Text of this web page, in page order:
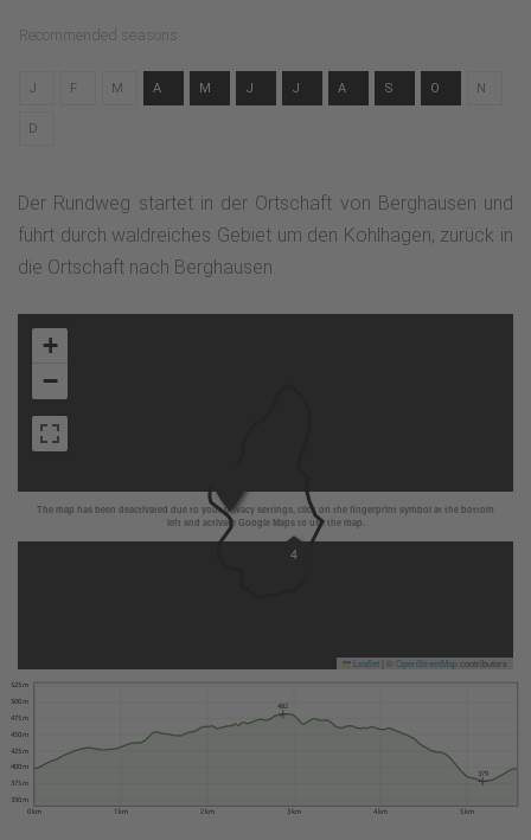
Recommended seasons
J F M A M J J A S O N
D
Der Rundweg startet in der Ortschaft von Berghausen und
führt durch waldreiches Gebiet um den Kohlhagen, zurück in
die Ortschaft nach Berghausen.
The map has been deactivated due to your privacy settings, click on the fingerprint symbol at the bottom
left and activate Google Maps to use the map.
4
+
−
Leaflet OpenStreetMapcontributors
0 km 1 km 2 km 3 km 4 km 5 km
350 m
375 m
400 m
425 m
450 m
475 m
500 m
525 m
379
482